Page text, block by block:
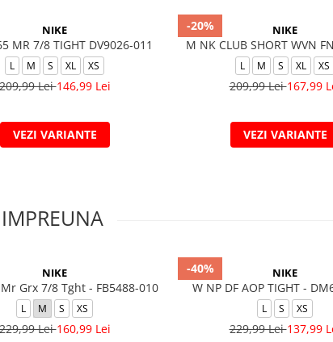
NIKE
MR 7/8 TIGHT DV9026-011
L M S XL XS
Lei146,99 Lei
VEZI VARIANTE
-20% NIKE
M NK CLUB SHORT WVN
L M S XL XS
209,99 Lei167,99
VEZI VARIANTE
NIKE
Grx 7/8 Tght - FB5488-010
L M S XS
Lei160,99 Lei
-40% NIKE
W NP DF AOP TIGHT -
L S XS
229,99 Lei137,99